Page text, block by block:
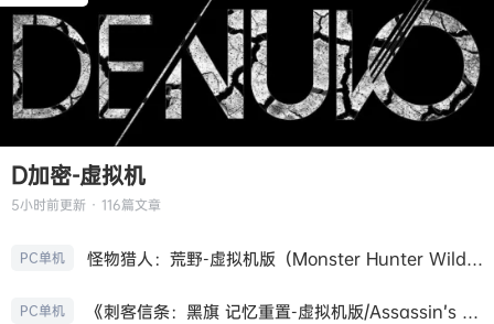
D加密-虚拟机
5小时前更新 · 116篇文章
PC单机 怪物猎人：荒野-虚拟机版（Monster Hunter Wilds HYPERVISOR）免安装中文版
PC单机 《刺客信条：黑旗 记忆重置-虚拟机版/Assassin’s Creed Black Flag Resynced HYPERVISOR》免安装中文版